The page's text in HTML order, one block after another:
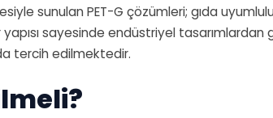
sunulan PET-G çözümleri; gıda
sayesinde endüstriyel tasarımlardan
tercih edilmektedir.